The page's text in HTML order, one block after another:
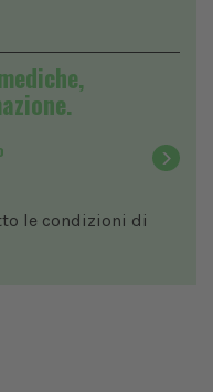
le condizioni di